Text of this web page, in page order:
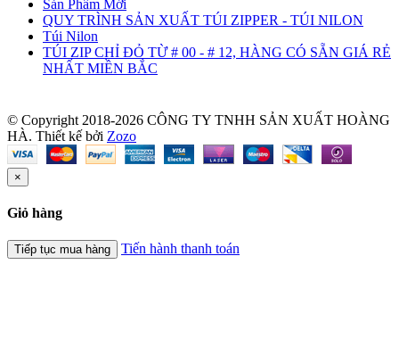
Sản Phẩm Mới
QUY TRÌNH SẢN XUẤT TÚI ZIPPER - TÚI NILON
Túi Nilon
TÚI ZIP CHỈ ĐỎ TỪ # 00 - # 12, HÀNG CÓ SẴN GIÁ RẺ
NHẤT MIỀN BẮC
© Copyright 2018-2026 CÔNG TY TNHH SẢN XUẤT HOÀNG
HÀ. Thiết kế bởi Zozo
×
Giỏ hàng
Tiếp tục mua hàng Tiến hành thanh toán